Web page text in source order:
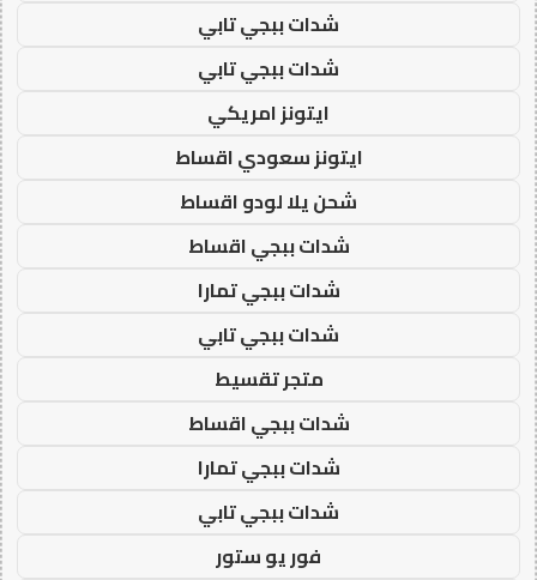
شدات ببجي تابي
شدات ببجي تابي
ايتونز امريكي
ايتونز سعودي اقساط
شحن يلا لودو اقساط
شدات ببجي اقساط
شدات ببجي تمارا
شدات ببجي تابي
متجر تقسيط
شدات ببجي اقساط
شدات ببجي تمارا
شدات ببجي تابي
فور يو ستور